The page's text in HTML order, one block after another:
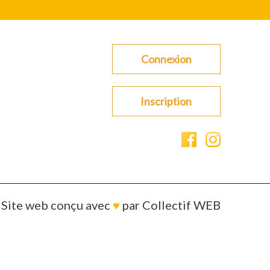
Connexion
Inscription
Site web conçu avec ♥ par Collectif WEB